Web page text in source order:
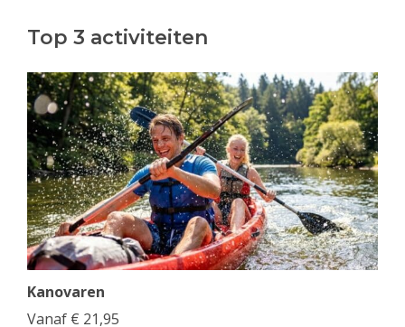
Top 3 activiteiten
Kanovaren
Vanaf € 21,95